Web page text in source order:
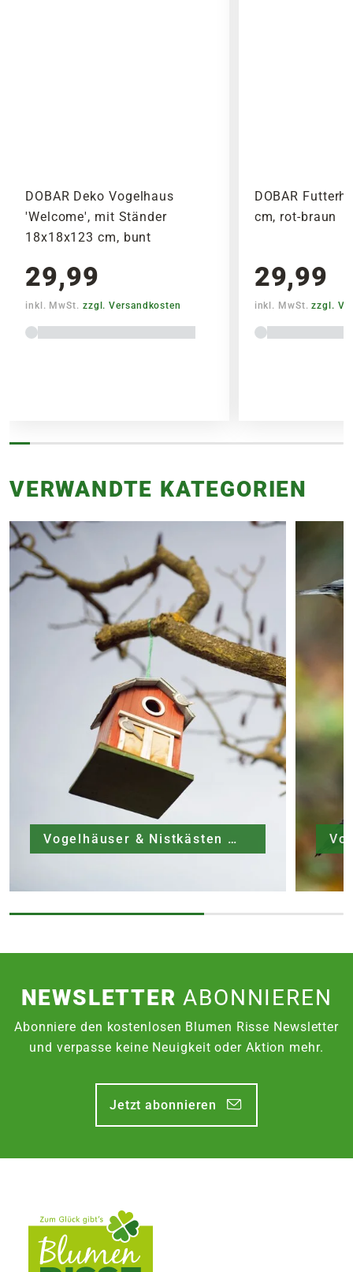
DOBAR Deko Vogelhaus
'Welcome', mit Ständer
18x18x123 cm, bunt
29,99
inkl. MwSt. zzgl. Versandkosten
DOBAR
cm, rot-braun
29,99
inkl. MwSt.zzgl.
VERWANDTE KATEGORIEN
Vogelhäuser & Nistkästen
NEWSLETTERABONNIEREN
Abonniere den kostenlosen Blumen Risse Newsletter
und verpasse keine Neuigkeit oder Aktion mehr.
Jetzt abonnieren